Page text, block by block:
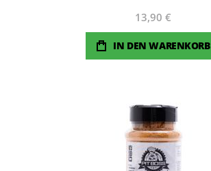
13,90 €
IN DEN WARENKORB